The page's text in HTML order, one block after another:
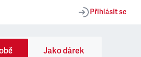
Přihlásit se
Jako dárek